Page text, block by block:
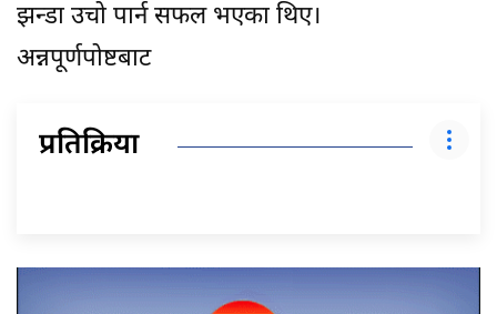
झन्डा उचो पार्न सफल भएका थिए।
अन्नपूर्णपोष्टबाट
प्रतिक्रिया